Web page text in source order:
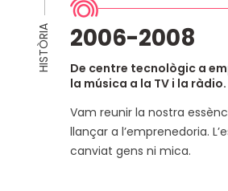
HISTÒRIA 2006-2008
De centre tecnològic a
la música a la TV i la ràdio.
Vam reunir la nostra
llançar a l’emprenedoria.
canviat gens ni mica.